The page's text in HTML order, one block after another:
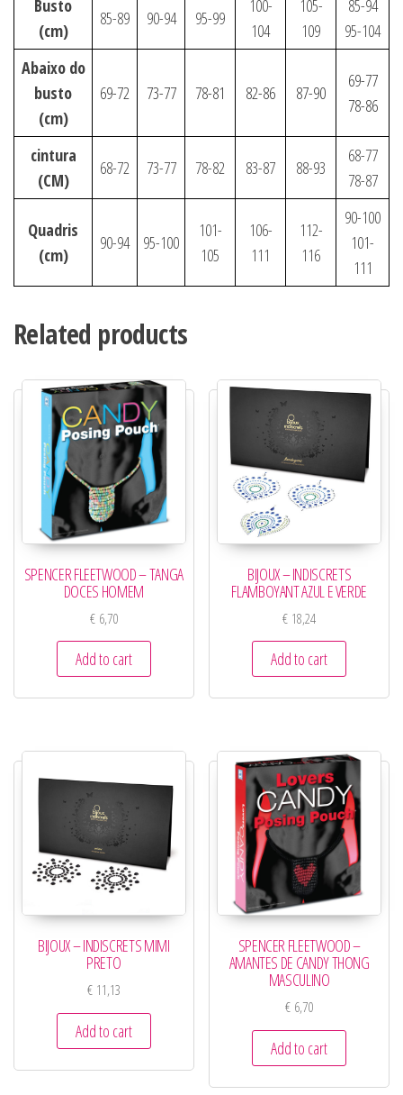
Busto
(cm)
85-89 90-94 95-99
100-
104
105-
109
85-94
95-104
Abaixo do
busto
(cm)
69-72 73-77 78-81 82-86 87-90
69-77
78-86
cintura
(CM)
68-72 73-77 78-82 83-87 88-93
68-77
78-87
Quadris
(cm)
90-94 95-100
101-
105
106-
111
112-
116
90-100
101-
111
Related products
SPENCER FLEETWOOD – TANGA
DOCES HOMEM
€6,70
Add to cart
BIJOUX – INDISCRETS
FLAMBOYANT AZUL E VERDE
€ 18,24
Add to cart
BIJOUX – INDISCRETS MIMI
PRETO
€11,13
Add to cart
SPENCER FLEETWOOD –
AMANTES DE CANDY THONG
MASCULINO
€ 6,70
Add to cart